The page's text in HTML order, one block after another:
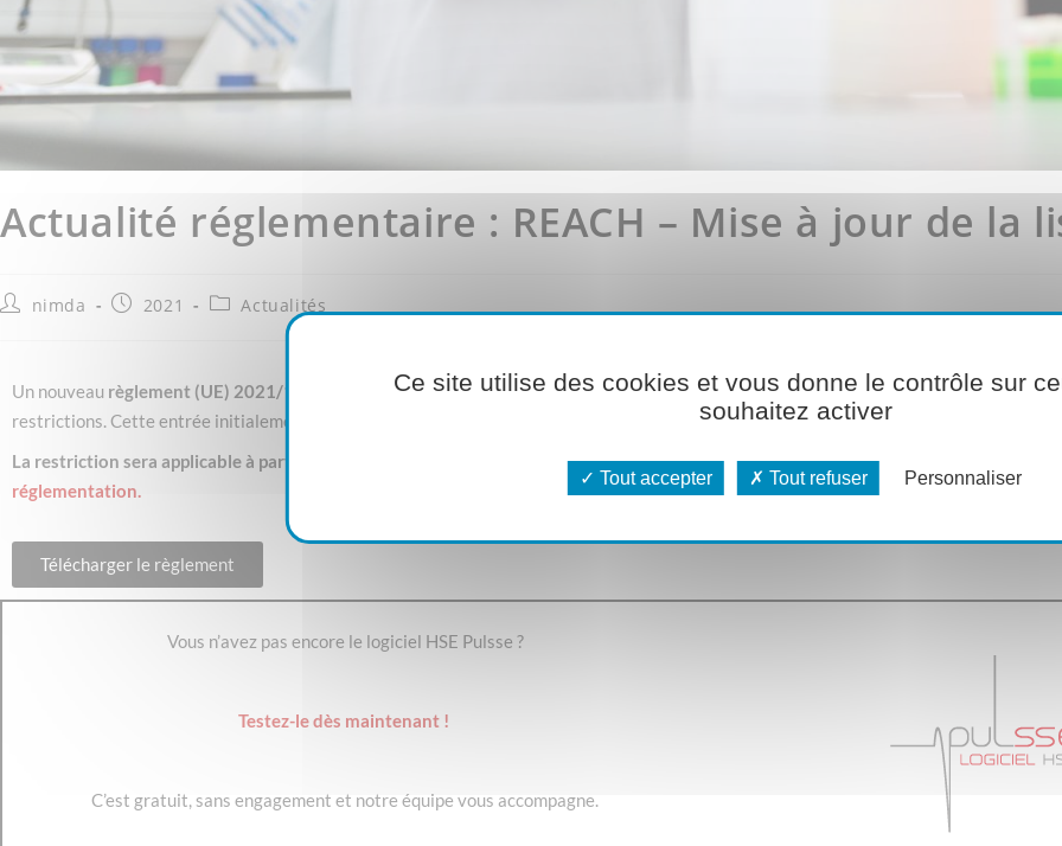
Actualité réglementaire : REACH – Mise à jour de la
nimda 2021 Actualités
Un nouveau règlement (UE) 2021/1297 modifiant la liste desrestrictions REACHvient d’être publié. Ce règlement prévoit la
restrictions. Cette entrée initialement prévue pour les PFOA (acide pentadécafluorooctanoïque) s’applique désormais aux PFCA C9 –
La restriction sera applicable à partir du 25/02/2023 excepté pour certains secteurs d’activité.Lelogiciel HSE Pulsse
sera mis à
réglementation.
Télécharger le règlement
Vous n’avez pas encore le logiciel HSE Pulsse ?
Testez-le dès maintenant !
C’est gratuit, sans engagement et notre équipe vous accompagne.
Ce site utilise des cookies et vous donne le contrôle sur
souhaitez activer
Tout accepter Tout refuser Personnaliser